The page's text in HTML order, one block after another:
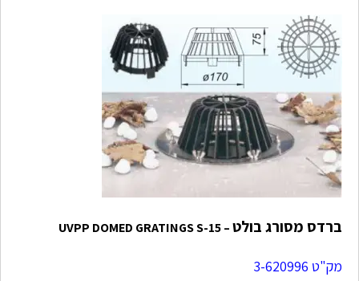
ברדס מסורג בולט– UVPP DOMED GRATINGS S-15
מק"ט 3-620996